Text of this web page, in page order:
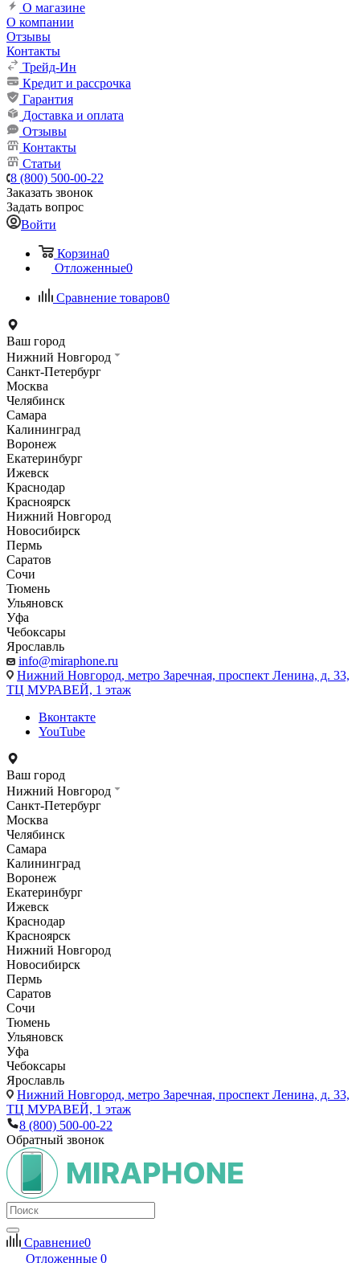
О магазине
О компании
Отзывы
Контакты
Трейд-Ин
Кредит и рассрочка
Гарантия
Доставка и оплата
Отзывы
Контакты
Статьи
8 (800) 500-00-22
Заказать звонок
Задать вопрос
Войти
Корзина0
Отложенные0
Сравнение товаров0
Ваш город
Нижний Новгород
Санкт-Петербург
Москва
Челябинск
Самара
Калининград
Воронеж
Екатеринбург
Ижевск
Краснодар
Красноярск
Нижний Новгород
Новосибирск
Пермь
Саратов
Сочи
Тюмень
Ульяновск
Уфа
Чебоксары
Ярославль
info@miraphone.ru
Нижний Новгород, метро Заречная, проспект Ленина, д. 33,
ТЦ МУРАВЕЙ, 1 этаж
Вконтакте
YouTube
Ваш город
Нижний Новгород
Санкт-Петербург
Москва
Челябинск
Самара
Калининград
Воронеж
Екатеринбург
Ижевск
Краснодар
Красноярск
Нижний Новгород
Новосибирск
Пермь
Саратов
Сочи
Тюмень
Ульяновск
Уфа
Чебоксары
Ярославль
Нижний Новгород, метро Заречная, проспект Ленина, д. 33,
ТЦ МУРАВЕЙ, 1 этаж
8 (800) 500-00-22
Обратный звонок
Сравнение0
Отложенные 0